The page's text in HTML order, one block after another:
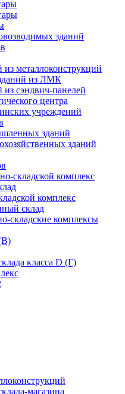
зданий
из металлоконструкций
из ЛМК
из сэндвич-панелей
центра
учреждений
зданий
зданий
складской комплекс
комплекс
склад
складские комплексы
класса D (Г)
магазина